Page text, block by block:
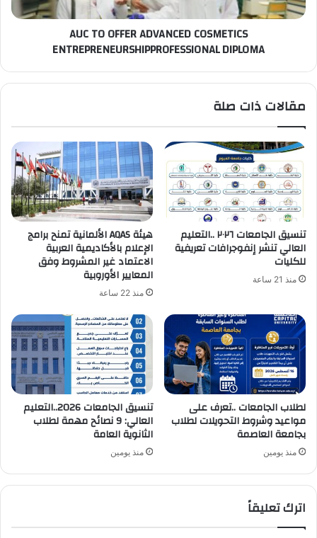
AUC TO OFFER ADVANCED COSMETICS
ENTREPRENEURSHIPPROFESSIONAL DIPLOMA
مقالات ذات صلة
تنسيق الجامعات ٢٠٢٦ ..التعليم
العالي تنشر إنفوجرافات تعريفية
للكليات
منذ 21 ساعة
هيئة AQAS الألمانية تمنح برامج
الإعلام بالأكاديمية العربية
الاعتماد غير المشروط وفق
المعايير الأوروبية
منذ 22 ساعة
لطلاب الجامعات ..تعرف على
مواعيد وشروط التحويلات لطلاب
بجامعة العاصمة
منذ يومين
تنسيق الجامعات 2026..التعليم
العالي: 9 نصائح مهمة لطلاب
الثانوية العامة
منذ يومين
اترك تعليقاً